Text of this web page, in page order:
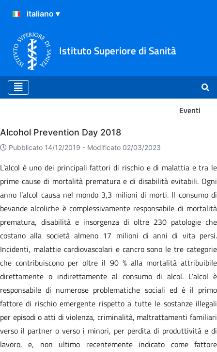
Istituto Superiore di Sanità
Eventi
Eventi
Alcohol Prevention Day 2018
Pubblicato 14/12/2019 - Modificato 02/03/2023
L’alcol è uno dei principali fattori di rischio e di malattia e tra le
prime cause di mortalità prematura e di disabilità evitabili. Ogni
anno l’alcol causa nel mondo 3,3 milioni di morti. Il consumo di
bevande alcoliche è complessivamente responsabile di mortalità
prematura, disabilità e insorgenza di oltre 230 patologie che
costano alla società almeno 17 milioni di anni di vita persi.
Incidenti, malattie cardiovascolari e cancro sono le tre categorie
che contribuiscono per oltre il 90 % alla mortalità attribuibile
direttamente o indirettamente al consumo di alcol. L’alcol è
responsabile di numerose problematiche sociali ed è il primo
fattore di rischio emergente rispetto a tutte le sostanze illegali
per episodi o atti di violenza, criminalità, maltrattamenti familiari
verso il partner o verso i minori, per perdita di produttività e di
lavoro, e, non ultimo recentemente indicato come fattore